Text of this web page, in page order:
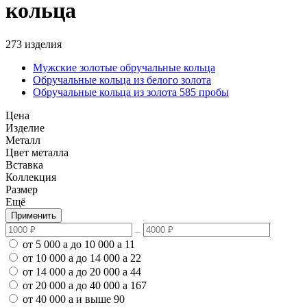
кольца
273 изделия
Мужские золотые обручальные кольца
Обручальные кольца из белого золота
Обручальные кольца из золота 585 пробы
Цена
Изделие
Металл
Цвет металла
Вставка
Коллекция
Размер
Ещё
Применить
от 5 000 a до 10 000 a 11
от 10 000 a до 14 000 a 22
от 14 000 a до 20 000 a 44
от 20 000 a до 40 000 a 167
от 40 000 a и выше 90